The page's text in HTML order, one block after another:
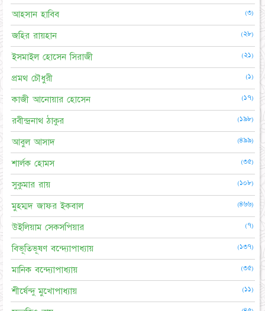
আহসান হাবিব (৩)
জহির রায়হান (২৮)
ইসমাইল হোসেন সিরাজী (২১)
প্রমথ চৌধুরী (১)
কাজী আনোয়ার হোসেন (১৭)
রবীন্দ্রনাথ ঠাকুর (১৯৮)
আবুল আসাদ (৪৯৯)
শার্লক হোমস (৩৫)
সুকুমার রায় (১০৮)
মুহম্মদ জাফর ইকবাল (৪৬৬)
উইলিয়াম সেকসপিয়ার (৭)
বিভূতিভূষণ বন্দ্যোপাধ্যায় (১৩৭)
মানিক বন্দ্যোপাধ্যায় (৩৫)
শীর্ষেন্দু মুখোপাধ্যায় (১১)